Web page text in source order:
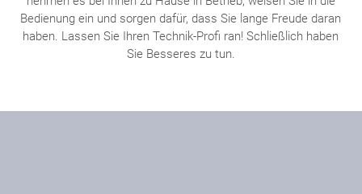
Bedienung ein und sorgen dafür, dass Sie lange Freude daran
haben. Lassen Sie Ihren Technik-Profi ran! Schließlich haben
Sie Besseres zu tun.